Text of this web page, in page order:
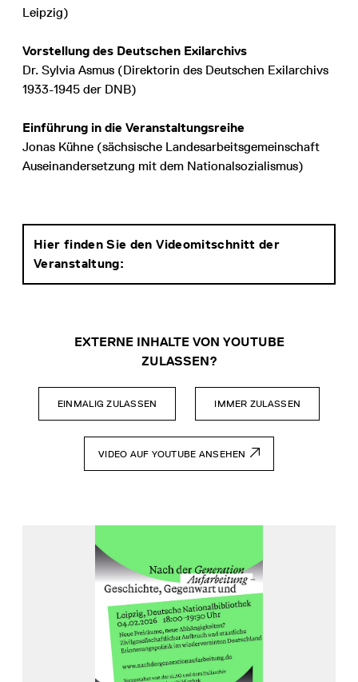
Leipzig)
Vorstellung des Deutschen Exilarchivs
Dr. Sylvia Asmus (Direktorin des Deutschen Exilarchivs
1933-1945 der DNB)
Einführung in die Veranstaltungsreihe
Jonas Kühne (sächsische Landesarbeitsgemeinschaft
Auseinandersetzung mit dem Nationalsozialismus)
Hier finden Sie den Videomitschnitt der
Veranstaltung:
EXTERNE INHALTE VON YOUTUBE
ZULASSEN?
EINMALIG ZULASSEN IMMER ZULASSEN
VIDEO AUF YOUTUBE ANSEHEN